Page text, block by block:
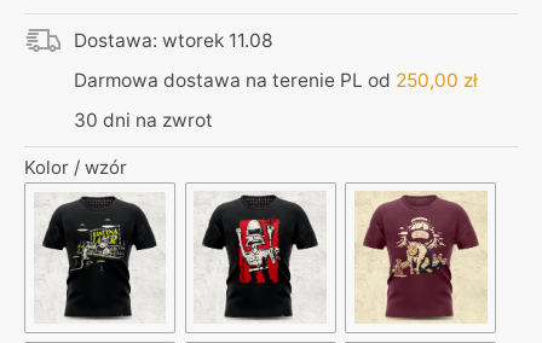
–
od
średniej
Dostawa: wtorek 11.08
Darmowa dostawa na terenie PL od 250,00 zł
30 dni na zwrot
Kolor / wzór